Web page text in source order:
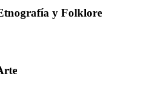
y Folklore